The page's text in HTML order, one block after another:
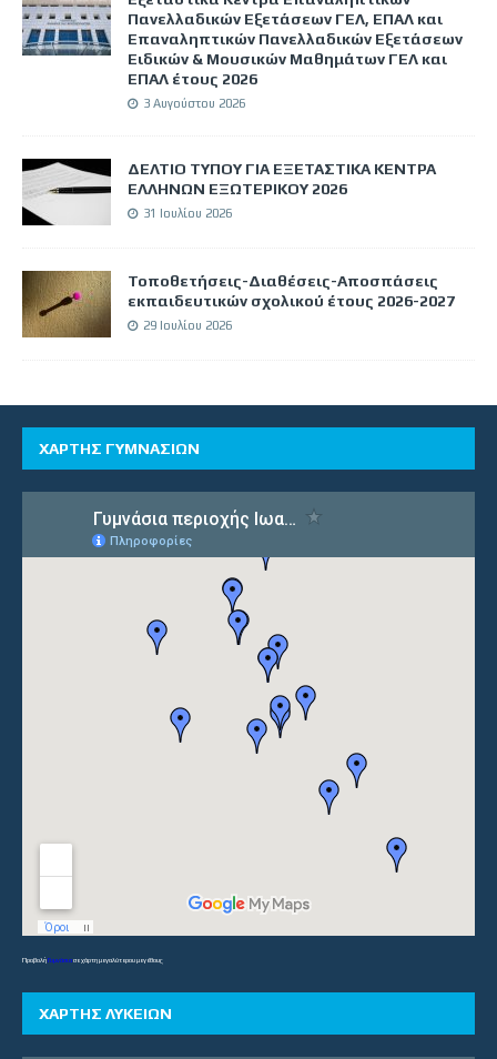
Πανελλαδικών Εξετάσεων ΓΕΛ, ΕΠΑΛ και
Επαναληπτικών Πανελλαδικών Εξετάσεων
Ειδικών & Μουσικών Μαθημάτων ΓΕΛ και
ΕΠΑΛ έτους 2026
3 Αυγούστου 2026
ΔΕΛΤΙΟ ΤΥΠΟΥ ΓΙΑ ΕΞΕΤΑΣΤΙΚΑ ΚΕΝΤΡΑ
ΕΛΛΗΝΩΝ ΕΞΩΤΕΡΙΚΟΥ 2026
31 Ιουλίου 2026
Τοποθετήσεις-Διαθέσεις-Αποσπάσεις
εκπαιδευτικών σχολικού έτους 2026-2027
29 Ιουλίου 2026
ΧΑΡΤΗΣ ΓΥΜΝΑΣΙΩΝ
ΠροβολήΓυμνάσιασε χάρτη μεγαλύτερου μεγέθους
ΧΑΡΤΗΣ ΛΥΚΕΙΩΝ